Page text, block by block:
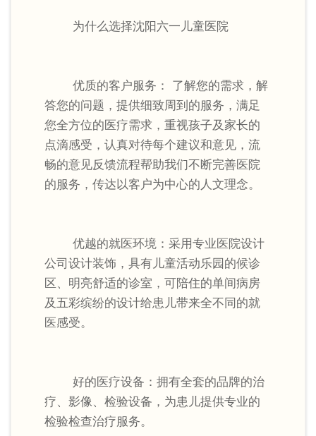
为什么选择沈阳六一儿童医院
优质的客户服务： 了解您的需求，解
答您的问题，提供细致周到的服务，满足
您全方位的医疗需求，重视孩子及家长的
点滴感受，认真对待每个建议和意见，流
畅的意见反馈流程帮助我们不断完善医院
的服务，传达以客户为中心的人文理念。
优越的就医环境：采用专业医院设计
公司设计装饰，具有儿童活动乐园的候诊
区、明亮舒适的诊室，可陪住的单间病房
及五彩缤纷的设计给患儿带来全不同的就
医感受。
好的医疗设备：拥有全套的品牌的治
疗、影像、检验设备，为患儿提供专业的
检验检查治疗服务。